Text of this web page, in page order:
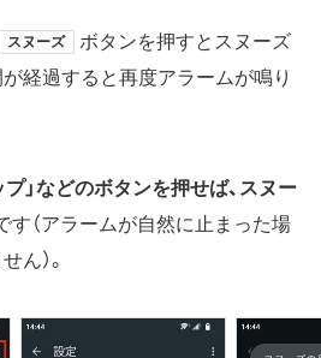
スヌーズ
ボタンを押すとスヌーズ
経過すると再度アラームが鳴り
プ」などのボタンを押せば、スヌー
す（アラームが自然に止まった場
ん）。